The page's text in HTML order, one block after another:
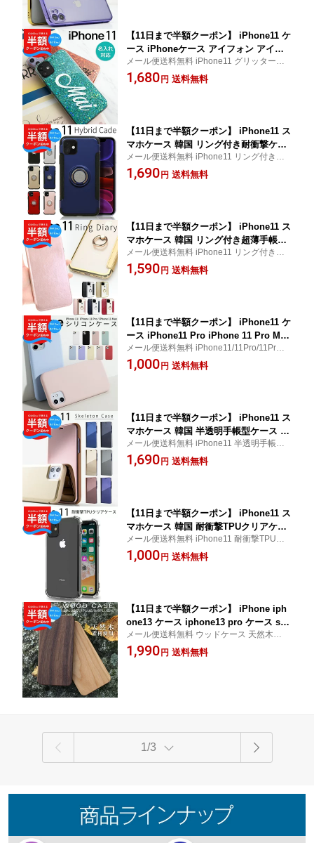
【11日まで半額クーポン】 iPhone11 ケ
ース iPhoneケース アイフォン アイホ
ン アイホン11 ケース アイホンケース
スマホケース 韓国 人気 ラメ グリッタ
メール便送料無料 iPhone11 グリッターラ
メケース
1,680 円 送料無料
【11日まで半額クーポン】 iPhone11 ス
マホケース 韓国 リング付き耐衝撃ケー
ス アップル アイフォン アイフォン11
スマホ保護 スマホカバー ハイブリット
メール便送料無料 iPhone11 リング付き耐
衝撃ケース
1,690 円 送料無料
【11日まで半額クーポン】 iPhone11 ス
マホケース 韓国 リング付き超薄手帳型
ケース 手帳型 手帳ケース 薄型 スマホ
落下防止 スタンド スマホスタンド おし
メール便送料無料 iPhone11 リング付き超
薄手帳型ケース
1,590 円 送料無料
【11日まで半額クーポン】 iPhone11 ケ
ース iPhone11 Pro iPhone 11 Pro Max
iPhoneケース スマホケース シリコンケ
ース シリコン 韓国 くすみカラー くす
メール便送料無料 iPhone11/11Pro/11ProM
ax シリコンケース
1,000 円 送料無料
【11日まで半額クーポン】 iPhone11 ス
マホケース 韓国 半透明手帳型ケース ス
マホ ケース カバー シンプル かっこい
い おしゃれ 送料無料 人気 手帳 手帳型
メール便送料無料 iPhone11 半透明手帳型
ケース
1,690 円 送料無料
【11日まで半額クーポン】 iPhone11 ス
マホケース 韓国 耐衝撃TPUクリアケー
ス スマホケース スマホカバー 透明 ク
リア シリコン おしゃれ アイフォン TP
メール便送料無料 iPhone11 耐衝撃TPUク
リアケース
1,000 円 送料無料
【11日まで半額クーポン】 iPhone iph
one13 ケース iphone13 pro ケース se
ケース iphone11 iphone SE 第3世代 第
2世代 iPhoneX iPhone8 スマホケース
メール便送料無料 ウッドケース 天然木使用
iPhoneX iPhone8
1,990 円 送料無料
1/3